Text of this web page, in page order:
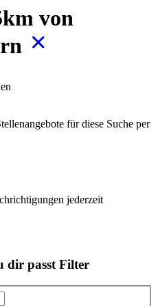
von
für diese Suche per
jederzeit
dir passt Filter